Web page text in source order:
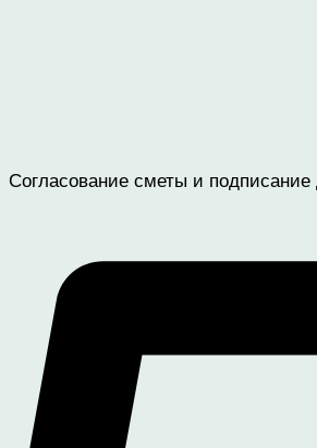
Согласование сметы и подписание